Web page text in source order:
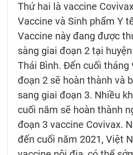
Thứ hai là vaccine
Vaccine và Sinh phẩm Y
Vaccine này đang được
sàng giai đoạn 2 tại
Thái Bình. Đến cuối tháng
đoạn 2 sẽ hoàn thành và
sang giai đoạn 3. Nhiều
cuối năm sẽ hoàn thành
đoạn 3 vaccine Covivax.
đến cuối năm 2021, Việt